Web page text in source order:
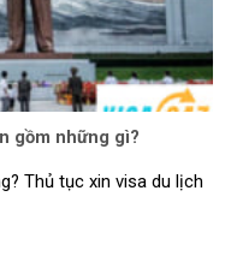
gồm những gì?
Thủ tục xin visa du lịch